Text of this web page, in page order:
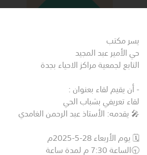
يسر مكتب
حي الأمير عبد المجيد
التابع لجمعية مراكز الاحياء بجدة
- أن يقيم لقاء بعنوان :
لقاء تعريفي بشباب الحي
🎤 يقدمه: الأستاذ عبد الرحمن الغامدي
🗓️ يوم الأربعاء 28-5-2025م
🕤الساعة 7:30 م لمدة ساعة